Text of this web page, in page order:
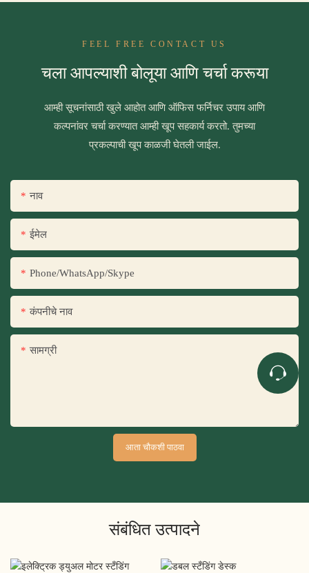
FEEL FREE CONTACT US
चला आपल्याशी बोलूया आणि चर्चा करूया
आम्ही सूचनांसाठी खुले आहोत आणि ऑफिस फर्निचर उपाय आणि
कल्पनांवर चर्चा करण्यात आम्ही खूप सहकार्य करतो. तुमच्या
प्रकल्पाची खूप काळजी घेतली जाईल.
नाव
ईमेल
Phone/WhatsApp/Skype
कंपनीचे नाव
सामग्री
आता चौकशी पाठवा
संबंधित उत्पादने